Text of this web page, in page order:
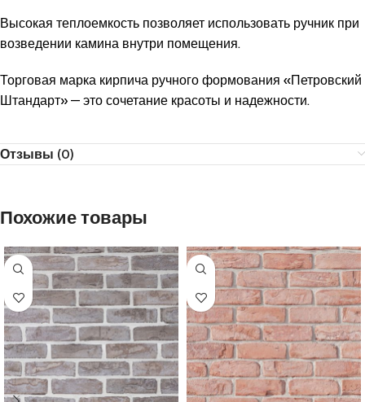
Высокая теплоемкость позволяет использовать ручник при
возведении камина внутри помещения.
Торговая марка кирпича ручного формования «Петровский
Штандарт» — это сочетание красоты и надежности.
Отзывы (0)
Похожие товары